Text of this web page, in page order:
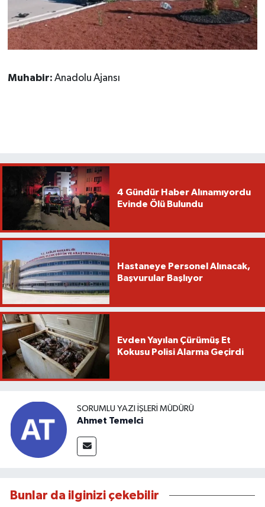
Muhabir: Anadolu Ajansı
4 Gündür Haber Alınamıyordu
Evinde Ölü Bulundu
Hastaneye Personel Alınacak,
Başvurular Başlıyor
Evden Yayılan Çürümüş Et
Kokusu Polisi Alarma Geçirdi
SORUMLU YAZI İŞLERI MÜDÜRÜ
Ahmet Temelci
Bunlar da ilginizi çekebilir